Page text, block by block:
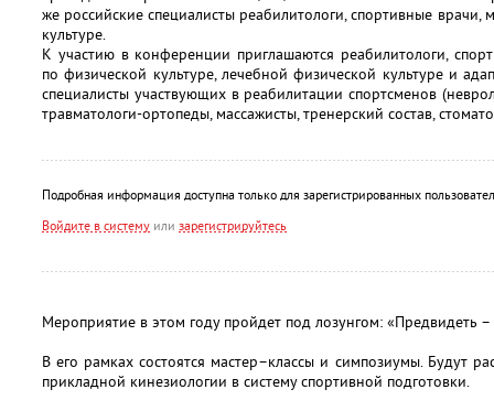
же российские специалисты реабилитологи, спортивные врачи,
культуре.
К участию в конференции приглашаются реабилитологи,
по физической культуре, лечебной физической культуре и
специалисты участвующих в реабилитации спортсменов
травматологи-ортопеды, массажисты, тренерский состав,
Подробная информация доступна только для зарегистрированных
Войдите в систему или зарегистрируйтесь
Мероприятие в этом году пройдет под лозунгом: «Предвидеть –
В его рамках состоятся мастер–классы и симпозиумы. Будут
прикладной кинезиологии в систему спортивной подготовки.